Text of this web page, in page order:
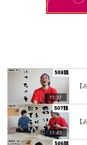
11:37
11:43